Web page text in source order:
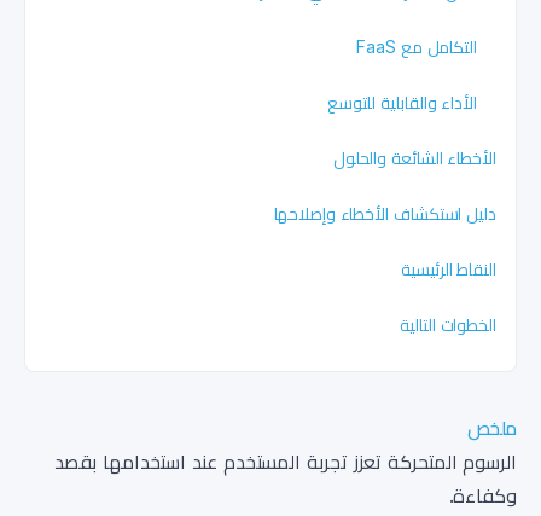
التكامل مع FaaS
الأداء والقابلية للتوسع
الأخطاء الشائعة والحلول
دليل استكشاف الأخطاء وإصلاحها
النقاط الرئيسية
الخطوات التالية
ملخص
الرسوم المتحركة تعزز تجربة المستخدم عند استخدامها بقصد
وكفاءة.